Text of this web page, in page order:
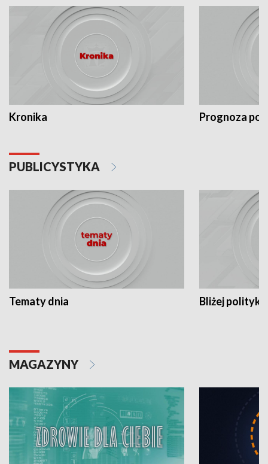
Kronika Prognoza
PUBLICYSTYKA
Tematy dnia Bliżej polityki
MAGAZYNY